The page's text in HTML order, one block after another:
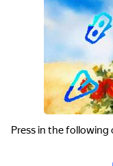
Контакты
+7 (861)
krov@krovsystem.com